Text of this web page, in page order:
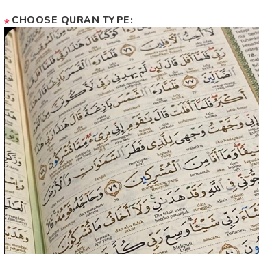
* CHOOSE QURAN TYPE: